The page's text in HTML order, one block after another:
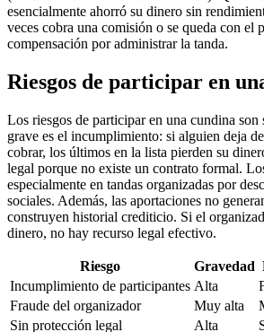
esencialmente ahorró su dinero sin
veces cobra una comisión o se queda con el
compensación por administrar la tanda.
Riesgos de participar en
Los riesgos de participar en una cundina
grave es el incumplimiento: si alguien deja
cobrar, los últimos en la lista pierden su
legal porque no existe un contrato formal.
especialmente en tandas organizadas por
sociales. Además, las aportaciones no
construyen historial crediticio. Si el
dinero, no hay recurso legal efectivo.
Riesgo Gravedad
Incumplimiento de participantes Alta
Fraude del organizador
Muy alta
Sin protección legal
Alta